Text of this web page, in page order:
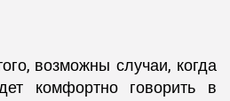
возможны случаи, когда
комфортно говорить в